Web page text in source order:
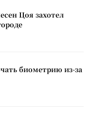
Цоя захотел
биометрию из-за